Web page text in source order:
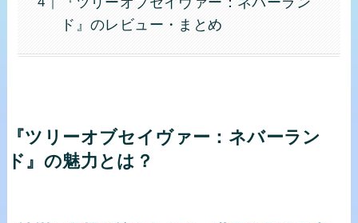
ド』のレビュー・まとめ
『ツリーオブセイヴァー：ネバーラン
ド』の魅力とは？